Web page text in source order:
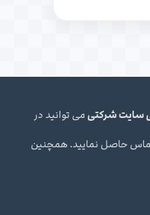
سایت شرکتیمی توانید در
تماس حاصل نمایید. همچنین